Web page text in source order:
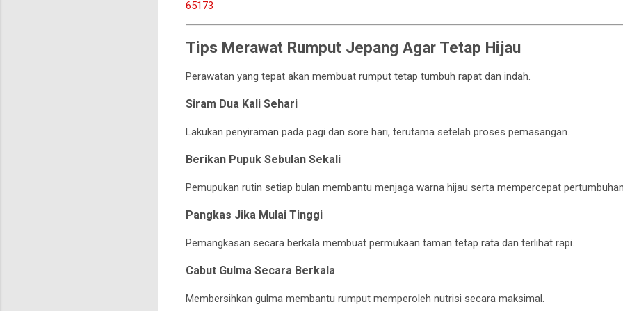
65173
Tips Merawat Rumput Jepang Agar Tetap Hijau
Perawatan yang tepat akan membuat rumput tetap tumbuh rapat dan indah.
Siram Dua Kali Sehari
Lakukan penyiraman pada pagi dan sore hari, terutama setelah proses pemasangan.
Berikan Pupuk Sebulan Sekali
Pemupukan rutin setiap bulan membantu menjaga warna hijau serta mempercepat
Pangkas Jika Mulai Tinggi
Pemangkasan secara berkala membuat permukaan taman tetap rata dan terlihat rapi.
Cabut Gulma Secara Berkala
Membersihkan gulma membantu rumput memperoleh nutrisi secara maksimal.